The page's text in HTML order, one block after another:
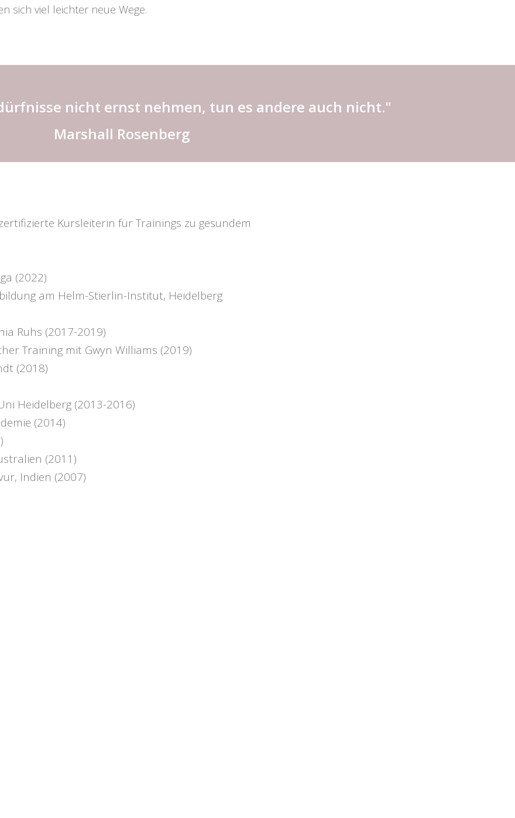
sich viel leichter neue Wege.
nicht ernst nehmen, tun es andere auch nicht."
Marshall Rosenberg
Kursleiterin für Trainings zu gesundem
(2022)
am Helm-Stierlin-Institut, Heidelberg
Ruhs (2017-2019)
Training mit Gwyn Williams (2019)
(2018)
Heidelberg (2013-2016)
(2014)
(2011)
Indien (2007)